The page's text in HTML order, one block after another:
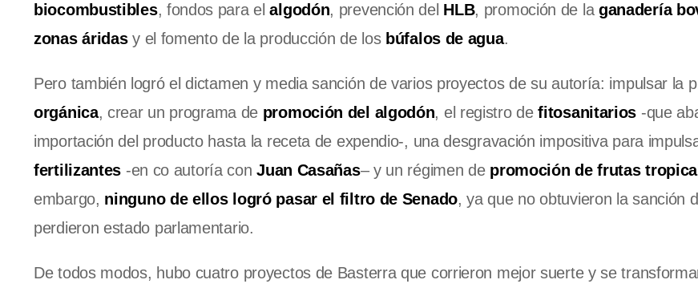
biocombustibles, fondos para elalgodón, prevención del HLB, promoción de la ganadería
zonas áridasy el fomento de la producción de los búfalos de agua.
Pero también logró el dictamen y media sanción de varios proyectos de su autoría: impulsar la p
orgánica, crear un programa de promoción del algodón, el registro defitosanitarios -que
importación del producto hasta la receta de expendio-, una desgravación impositiva para
fertilizantes -en co autoría conJuan Casañas– y un régimen de promoción de frutas
embargo, ninguno de ellos logró pasar el filtro de Senado, ya que no obtuvieron la sanción
perdieron estado parlamentario.
De todos modos, hubo cuatro proyectos de Basterra que corrieron mejor suerte y se